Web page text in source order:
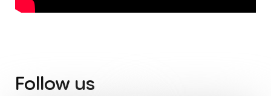
Follow us